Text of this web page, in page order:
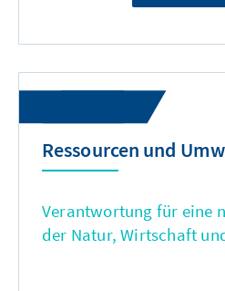
Ressourcen und
Verantwortung für eine
der Natur, Wirtschaft